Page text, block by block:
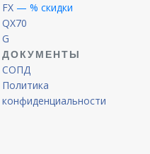
FX — % скидки
QX70
G
ДОКУМЕНТЫ
СОПД
Политика
конфиденциальности